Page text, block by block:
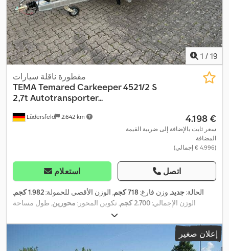
1 / 19
Lüdersfeld 2.642 km
مقطورة ناقلة سيارات
TEMATemared Carkeeper 4521/2 S
2,7t Autotransporter...
‏4.198 €
سعر ثابت بالإضافة إلى ضريبة القيمة
المضافة
(‏4.996 € إجمالي)
استعلام اتصل
الحالة:جديد, وزن فارغ:718 كجم , الوزن الأقصى للحمولة:1.982 كجم
,
الوزن الإجمالي:2.700 كجم , تكوين المحور: محورين , طول مساحة
, عرض مساحة التحميل:
عدد الكيلومترات المقطوعة:50 كم , نوع التروس:ميكانيكي, كفاءة
إعلان صغير